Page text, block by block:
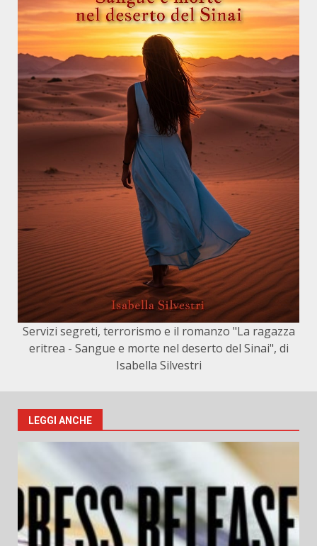
Servizi segreti, terrorismo e il romanzo "La ragazza
eritrea - Sangue e morte nel deserto del Sinai", di
Isabella Silvestri
LEGGI ANCHE